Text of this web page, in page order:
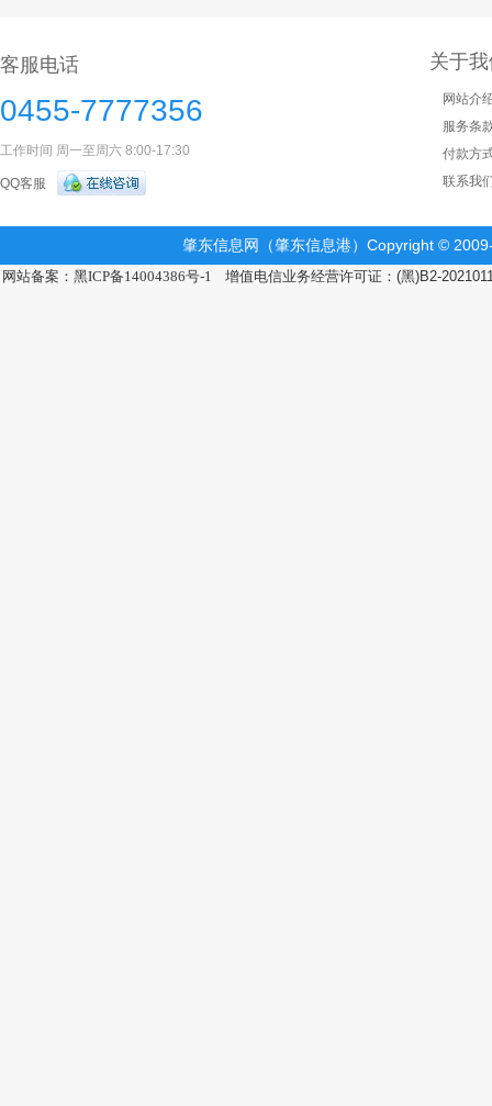
客服电话
0455-7777356
工作时间 周一至周六 8:00-17:30
QQ客服
关于
网站介
服务条
付款方
联系我
肇东信息网（肇东信息港）Copyright ©
网站备案：黑ICP备14004386号-1 增值电信业务经营许可证：(黑)B2-